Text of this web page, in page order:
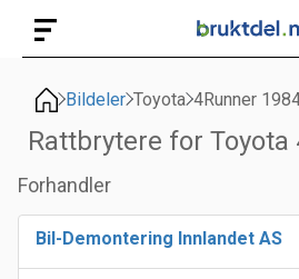
Bildeler Toyota 4Runner
Rattbrytere for Toyota
Forhandler
Bil-Demontering Innlandet AS